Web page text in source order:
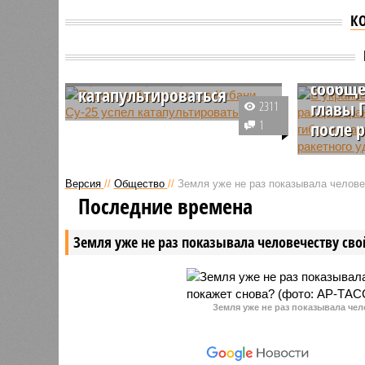
Пилот разбившегося на
катапультироваться
Пилот штурмовика Су-25,
предварительным данным,
самолёт упал из-за неполадок с
2311
1
В
главы
после
На
гибели
Версия // Общество // Земля уже не раз показывала
Земля уже не раз показывала человечеству
Последние времена
Земля уже не раз показывала